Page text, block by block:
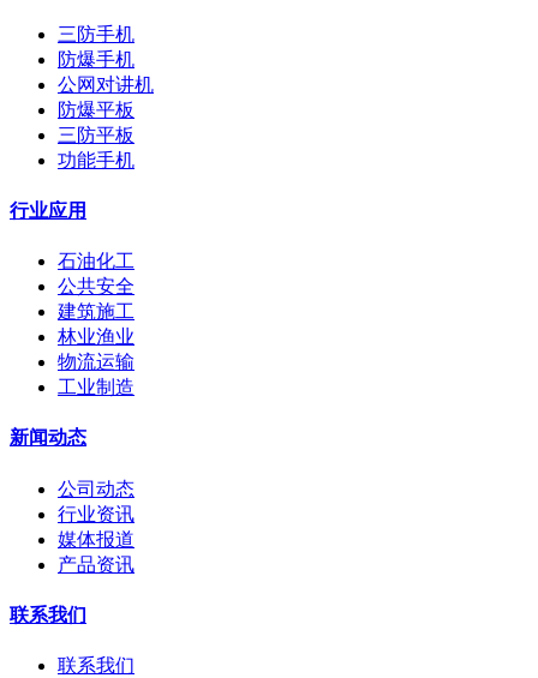
三防手机
防爆手机
公网对讲机
防爆平板
三防平板
功能手机
行业应用
石油化工
公共安全
建筑施工
林业渔业
物流运输
工业制造
新闻动态
公司动态
行业资讯
媒体报道
产品资讯
联系我们
联系我们